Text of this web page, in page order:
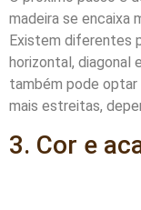
madeira se encaixa
Existem diferentes
horizontal, diagonal
também pode optar
mais estreitas,
3. Cor e